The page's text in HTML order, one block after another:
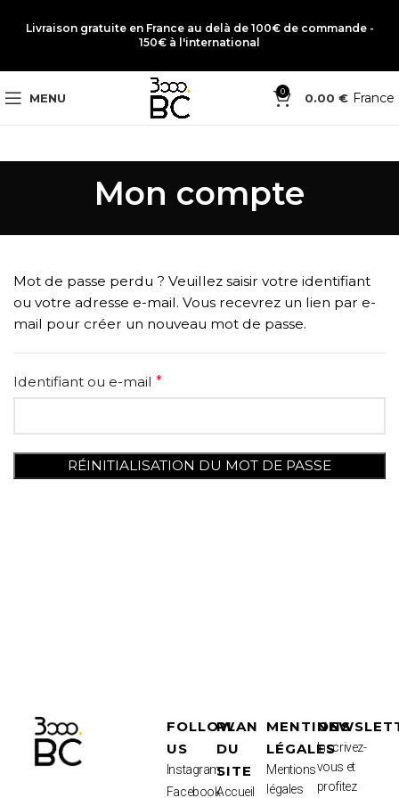
Livraison gratuite en France au delà de 100€ de commande -
150€ à l'international
MENU 0 0.00 € France
Mon compte
Mot de passe perdu ? Veuillez saisir votre identifiant
ou votre adresse e-mail. Vous recevrez un lien par e-
mail pour créer un nouveau mot de passe.
Identifiant ou e-mail *
RÉINITIALISATION DU MOT DE PASSE
FOLLOW
US
Instagram
Facebook
PLAN
DU
SITE
Accueil
MENTIONS
LÉGALES
Mentions
légales
Inscrivez-
vous et
profitez